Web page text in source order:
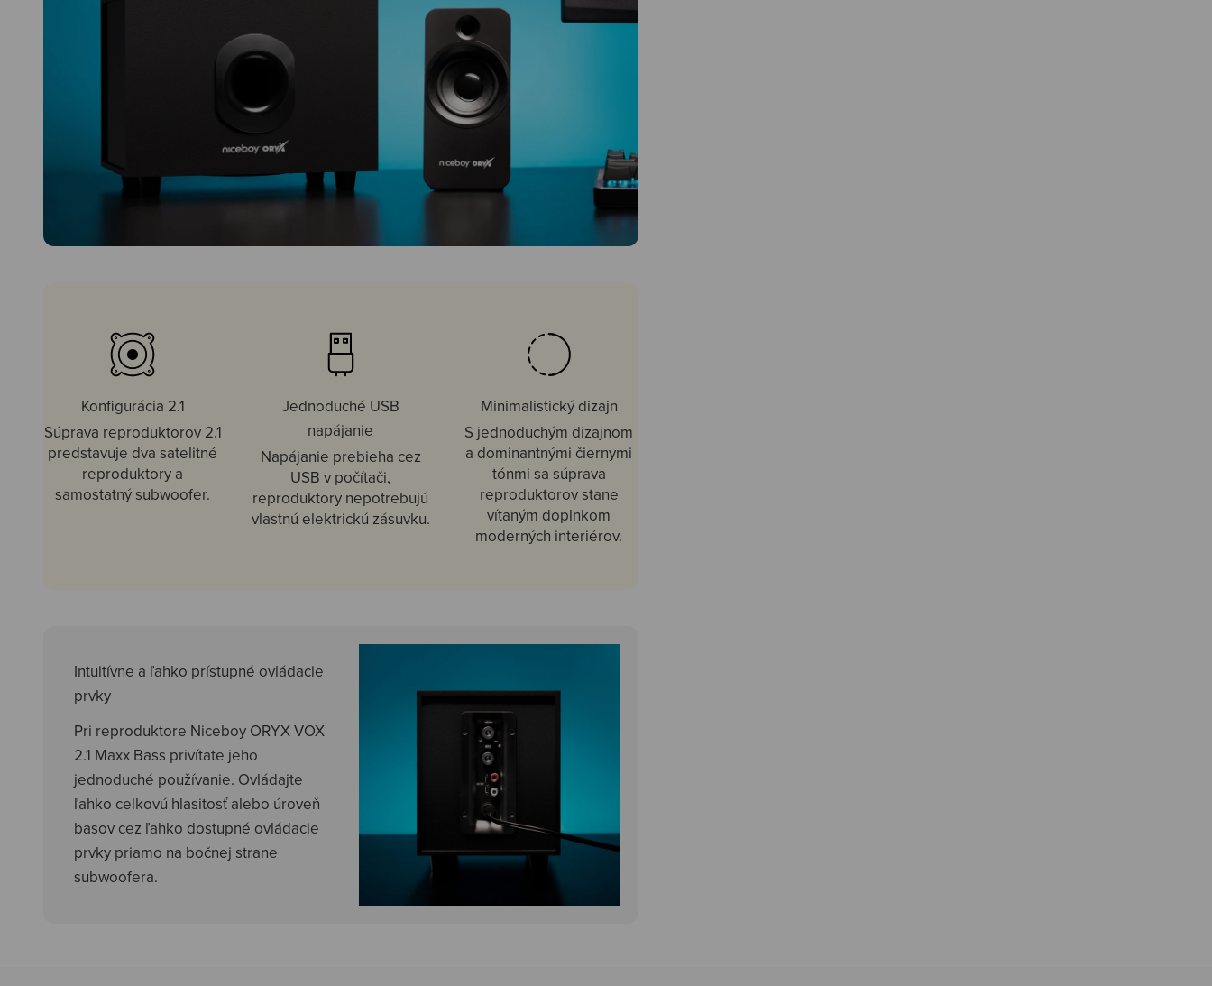
Konfigurácia 2.1
Súprava reproduktorov 2.1
predstavuje dva satelitné
reproduktory a
samostatný subwoofer.
Jednoduché USB
napájanie
Napájanie prebieha cez
USB v počítači,
reproduktory nepotrebujú
vlastnú elektrickú zásuvku.
Minimalistický dizajn
S jednoduchým dizajnom
a dominantnými čiernymi
tónmi sa súprava
reproduktorov stane
vítaným doplnkom
moderných interiérov.
Intuitívne a ľahko prístupné ovládacie
prvky
Pri reproduktore Niceboy ORYX VOX
2.1 Maxx Bass privítate jeho
jednoduché používanie. Ovládajte
ľahko celkovú hlasitosť alebo úroveň
basov cez ľahko dostupné ovládacie
prvky priamo na bočnej strane
subwoofera.